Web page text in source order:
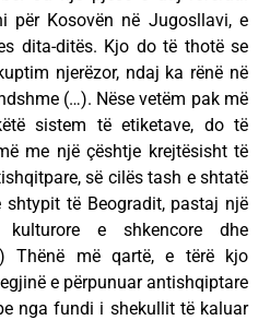
për Kosovën në Jugosllavi, e
dita-ditës. Kjo do të thotë se
njerëzor, ndaj ka rënë në
(…). Nëse vetëm pak më
sistem të etiketave, do të
me një çështje krejtësisht të
së cilës tash e shtatë
të Beogradit, pastaj një
e shkencore dhe
Thënë më qartë, e tërë kjo
e përpunuar antishqiptare
nga fundi i shekullit të kaluar